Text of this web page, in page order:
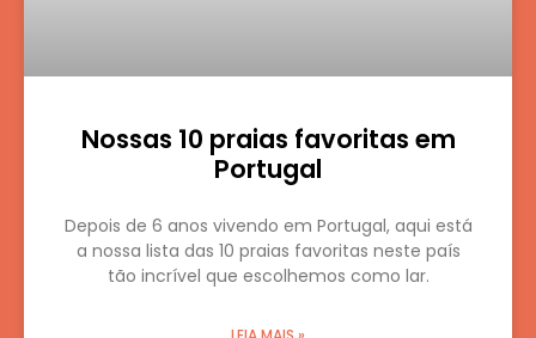
Nossas 10 praias favoritas em
Portugal
Depois de 6 anos vivendo em Portugal, aqui está
a nossa lista das 10 praias favoritas neste país
tão incrível que escolhemos como lar.